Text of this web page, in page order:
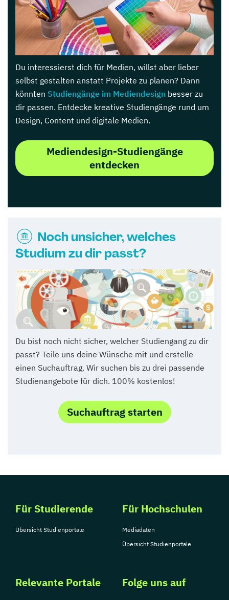
Du interessierst dich für Medien, willst aber lieber
selbst gestalten anstatt Projekte zu planen? Dann
könnten Studiengänge im Mediendesign besser zu
dir passen. Entdecke kreative Studiengänge rund um
Design, Content und digitale Medien.
Mediendesign-Studiengänge
entdecken
Noch unsicher, welches
Studium zu dir passt?
Du bist noch nicht sicher, welcher Studiengang zu dir
passt? Teile uns deine Wünsche mit und erstelle
einen Suchauftrag. Wir suchen bis zu drei passende
Studienangebote für dich. 100% kostenlos!
Suchauftrag starten
Für Studierende
Übersicht Studienportale
Für Hochschulen
Mediadaten
Übersicht Studienportale
Relevante Portale Folge uns auf